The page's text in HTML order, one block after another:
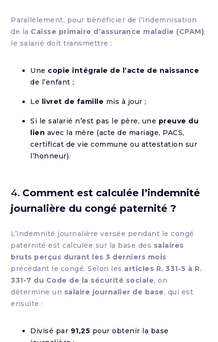
Parallèlement, pour bénéficier de l’indemnisation
de la Caisse primaire d’assurance maladie (CPAM),
le salarié doit transmettre :
Une copie intégrale de l’acte de naissance
de l’enfant ;
Le livret de famille mis à jour ;
Si le salarié n’est pas le père, une preuve du
lien avec la mère (acte de mariage, PACS,
certificat de vie commune ou attestation sur
l’honneur).
4. Comment est calculée l’indemnité
journalière du congé paternité ?
L’indemnité journalière versée pendant le congé
paternité est calculée sur la base des salaires
bruts perçus durant les 3 derniers mois
précédant le congé. Selon les articles R. 331-5 à R.
331-7 du Code de la sécurité sociale, on
détermine un salaire journalier de base, qui est
ensuite :
Divisé par 91,25 pour obtenir la base